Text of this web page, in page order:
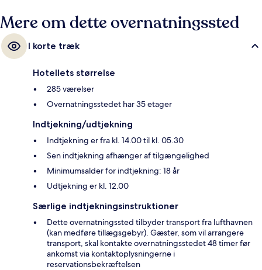
Mere om dette overnatningssted
I korte træk
Hotellets størrelse
285 værelser
Overnatningsstedet har 35 etager
Indtjekning/udtjekning
Indtjekning er fra kl. 14.00 til kl. 05.30
Sen indtjekning afhænger af tilgængelighed
Minimumsalder for indtjekning: 18 år
Udtjekning er kl. 12.00
Særlige indtjekningsinstruktioner
Dette overnatningssted tilbyder transport fra lufthavnen
(kan medføre tillægsgebyr). Gæster, som vil arrangere
transport, skal kontakte overnatningsstedet 48 timer før
ankomst via kontaktoplysningerne i
reservationsbekræftelsen